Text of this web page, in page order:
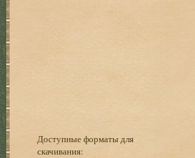
Доступные форматы для
скачивания: